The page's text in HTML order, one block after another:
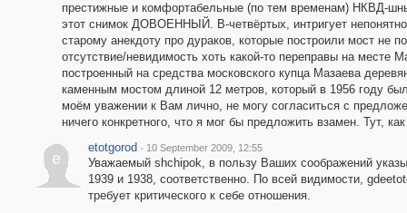
престижные и комфортабельные (по тем временам) НКВД-
этот снимок ДОВОЕННЫЙ. В-четвёртых, интригует
старому анекдоту про дураков, которые построили мост не
отсутствие/невидимость хоть какой-то переправы на месте
построенный на средства московского купца Мазаева
каменным мостом длиной 12 метров, который в 1956 году
моём уважении к Вам лично, не могу согласиться с
ничего конкретного, что я мог бы предложить взамен. Тут,
e
etotgorod · 10 September 2009, 12:55
Уважаемый shchipok, в пользу Ваших соображений
1939 и 1938, соответственно. По всей видимости,
требует критического к себе отношения.